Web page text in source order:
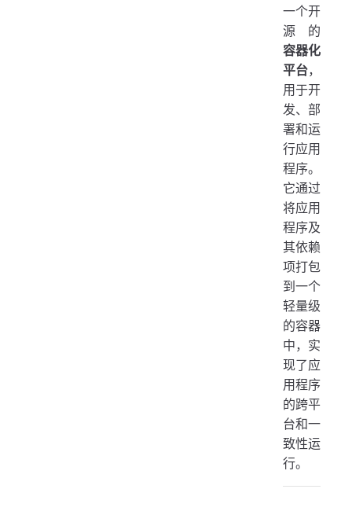
一个开
源的
容器化
平台，
用于开
发、部
署和运
行应用
程序。
它通过
将应用
程序及
其依赖
项打包
到一个
轻量级
的容器
中，实
现了应
用程序
的跨平
台和一
致性运
行。